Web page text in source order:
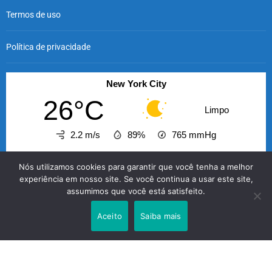
Termos de uso
Política de privacidade
New York City
26°C Limpo
2.2 m/s 89% 765 mmHg
26°C 25°C 25°C 25°C
O GABRIELENSE © 2026 - A informação com credibilidade
Nós utilizamos cookies para garantir que você tenha a melhor
experiência em nosso site. Se você continua a usar este site,
assumimos que você está satisfeito.
Aceito Saiba mais